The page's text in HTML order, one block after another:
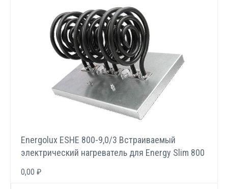
Energolux ESHE 800-9,0/3 Встраиваемый
электрический нагреватель для Energy Slim 800
0,00 ₽